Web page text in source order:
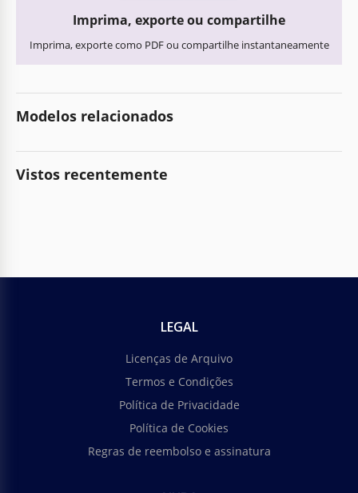
Imprima, exporte ou compartilhe
Imprima, exporte como PDF ou compartilhe instantaneamente
Modelos relacionados
Vistos recentemente
LEGAL
Licenças de Arquivo
Termos e Condições
Política de Privacidade
Política de Cookies
Regras de reembolso e assinatura